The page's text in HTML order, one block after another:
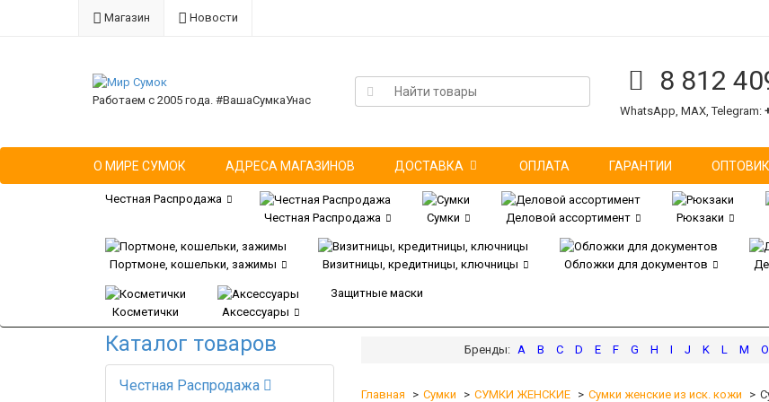
Магазин Новости
Работаем с 2005 года. #ВашаСумкаУнас
8 812
WhatsApp, MAX, Telegram:
О МИРЕ СУМОК АДРЕСА МАГАЗИНОВ ДОСТАВКА ОПЛАТА ГАРАНТИИ
Честная Распродажа
Честная Распродажа
Сумки Деловой ассортимент Рюкзаки
Портмоне, кошельки, зажимы Визитницы, кредитницы, ключницы Обложки для документов
Косметички Аксессуары
Защитные маски
Каталог товаров
Честная Распродажа
A B C D E F G H I J K L M O
Главная Сумки СУМКИ ЖЕНСКИЕ Сумки женские из иск. кожи